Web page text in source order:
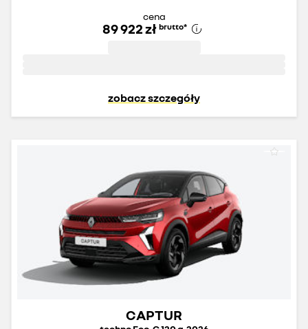
cena
89 922 zł brutto*
zobacz szczegóły
CAPTUR